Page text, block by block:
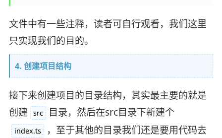
文件中有一些注释，读者可自行观看，我们这里
只实现我们的目的。
4. 创建项目结构
接下来创建项目的目录结构，其实最主要的就是
创建
src 目录，然后在src目录下新建个
index.ts
，至于其他的目录我们还是要用代码去